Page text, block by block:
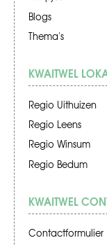
Blogs
Thema's
KWAITWEL
Regio Uithuizen
Regio Leens
Regio Winsum
Regio Bedum
KWAITWEL
Contactformulier